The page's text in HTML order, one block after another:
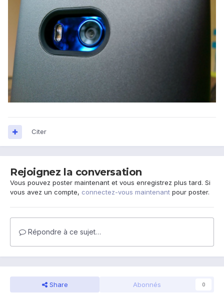
Citer
Rejoignez la conversation
Vous pouvez poster maintenant et vous enregistrez plus tard. Si
vous avez un compte, connectez-vous maintenant pour poster.
Répondre à ce sujet…
Share Abonnés 0